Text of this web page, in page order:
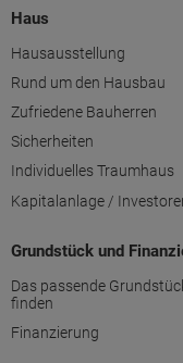
Haus
Hausausstellung
Rund um den Hausbau
Zufriedene Bauherren
Sicherheiten
Individuelles Traumhaus
Kapitalanlage /
Grundstück und
Das passende
finden
Finanzierung